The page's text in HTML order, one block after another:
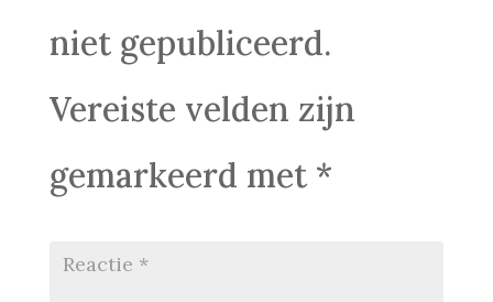
niet gepubliceerd.
Vereiste velden zijn
gemarkeerd met *